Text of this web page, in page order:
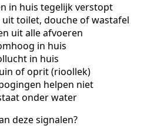
in huis tegelijk verstopt
toilet, douche of wastafel
uit alle afvoeren
in huis
in huis
of oprit (rioollek)
helpen niet
onder water
deze signalen?